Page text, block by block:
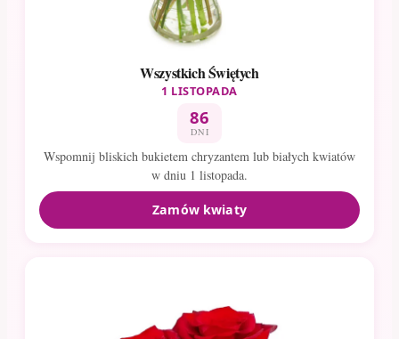
Wszystkich Świętych
1 LISTOPADA
86
DNI
Wspomnij bliskich bukietem chryzantem lub białych kwiatów
w dniu 1 listopada.
Zamów kwiaty